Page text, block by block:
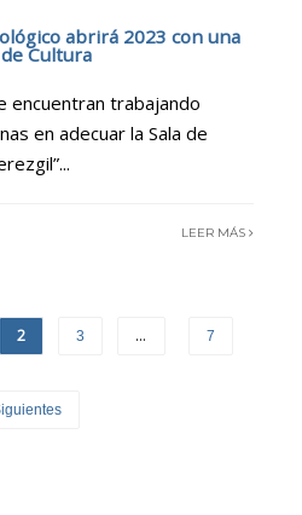
abrirá 2023 con una
Cultura
encuentran trabajando
en adecuar la Sala de
...
LEER MÁS
2 3 … 7